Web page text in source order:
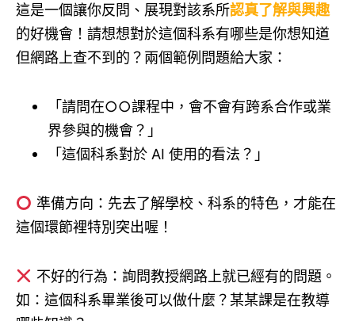
這是一個讓你反問、展現對該系所認真了解與興趣
的好機會！請想想對於這個科系有哪些是你想知道
但網路上查不到的？兩個範例問題給大家：
「請問在○○課程中，會不會有跨系合作或業
界參與的機會？」
「這個科系對於 AI 使用的看法？」
準備方向：先去了解學校、科系的特色，才能在
這個環節裡特別突出喔！
不好的行為：詢問教授網路上就已經有的問題。
如：這個科系畢業後可以做什麼？某某課是在教導